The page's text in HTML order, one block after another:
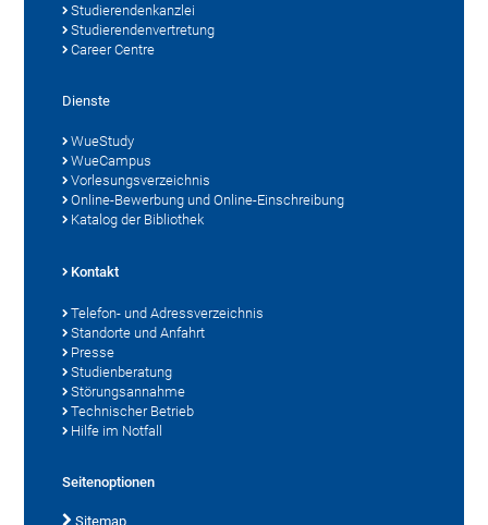
Studierendenkanzlei
Studierendenvertretung
Career Centre
Dienste
WueStudy
WueCampus
Vorlesungsverzeichnis
Online-Bewerbung und Online-Einschreibung
Katalog der Bibliothek
Kontakt
Telefon- und Adressverzeichnis
Standorte und Anfahrt
Presse
Studienberatung
Störungsannahme
Technischer Betrieb
Hilfe im Notfall
Seitenoptionen
Sitemap